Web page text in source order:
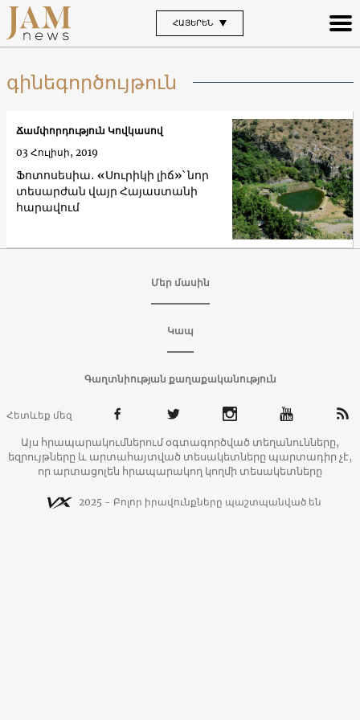
ՀԱՅԵՐԵՆ
գինեգործույթուն
Ֆոտոսեսիա․ «Սուրիկի լիճ»՝ նոր
տեսարժան վայր Հայաստանի
հարավում
Ճամփորդություն Կովկասով
03 Հուլիսի, 2019
Մեր մասին
Կապ
Գաղտնիության քաղաքականություն
Հետևեք մեզ
Այս հրապարակումներում օգտագործված տեղանունները,
եզրույթները և արտահայտված տեսակետները պարտադիր չէ,
որ արտացոլեն հրապարակող կողմի տեսակետները
2025 - Բոլոր իրավունքները պաշտպանված են